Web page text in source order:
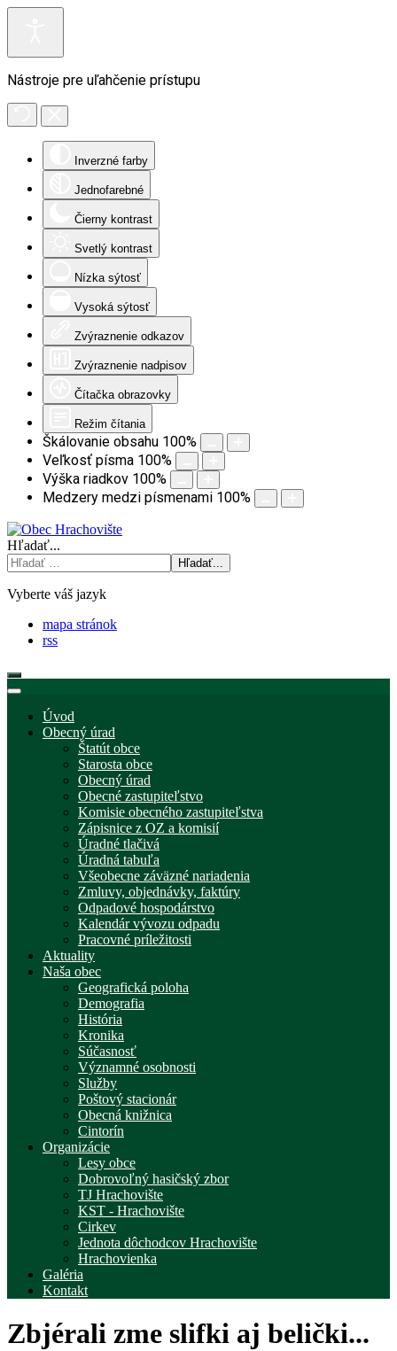
Nástroje pre uľahčenie prístupu
Inverzné farby
Jednofarebné
Čierny kontrast
Svetlý kontrast
Nízka sýtosť
Vysoká sýtosť
Zvýraznenie odkazov
Zvýraznenie nadpisov
Čítačka obrazovky
Režim čítania
Škálovanie obsahu 100%
Veľkosť písma 100%
Výška riadkov 100%
Medzery medzi písmenami 100%
Hľadať...
Hľadať...
Vyberte váš jazyk
mapa stránok
rss
Úvod
Obecný úrad
Štatút obce
Starosta obce
Obecný úrad
Obecné zastupiteľstvo
Komisie obecného zastupiteľstva
Zápisnice z OZ a komisií
Úradné tlačivá
Úradná tabuľa
Všeobecne záväzné nariadenia
Zmluvy, objednávky, faktúry
Odpadové hospodárstvo
Kalendár vývozu odpadu
Pracovné príležitosti
Aktuality
Naša obec
Geografická poloha
Demografia
História
Kronika
Súčasnosť
Významné osobnosti
Služby
Poštový stacionár
Obecná knižnica
Cintorín
Organizácie
Lesy obce
Dobrovoľný hasičský zbor
TJ Hrachovište
KST - Hrachovište
Cirkev
Jednota dôchodcov Hrachovište
Hrachovienka
Galéria
Kontakt
Zbjérali zme slifki aj belički...